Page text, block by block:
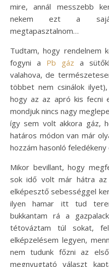
mire, annál messzebb
nekem ezt a saját
megtapasztalnom…
Tudtam, hogy rendelnem
fogyni a Pb gáz a
valahova, de
többet nem csinálok
hogy az az apró kis fecni
mondjuk nincs nagy
így sem volt akkora gáz,
határos módon van már
hozzám hasonló
Mikor bevillant, hogy
sok idő volt már hátra az
elképesztő sebességgel
ilyen hamar itt tud
bukkantam rá a
tétováztam túl sokat,
elképzelésem legyen,
nem tudunk főzni az
megnyugtató választ